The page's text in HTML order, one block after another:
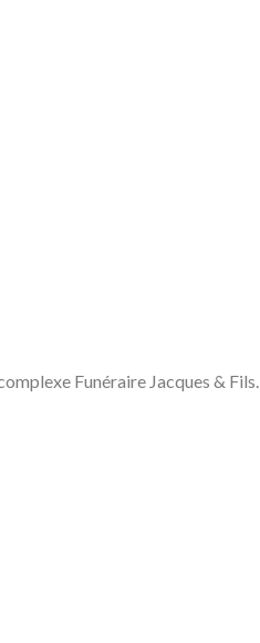
Funéraire Jacques & Fils.